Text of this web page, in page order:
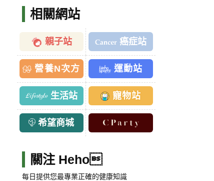
相關網站
親子站 癌症站
營養N次方 運動站
生活站 寵物站
希望商城
關注 Heho
每日提供您最專業正確的健康知識